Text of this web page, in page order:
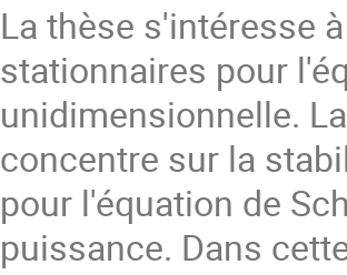
La thèse s'intéresse
stationnaires pour
unidimensionnelle.
concentre sur la
pour l'équation de
puissance. Dans